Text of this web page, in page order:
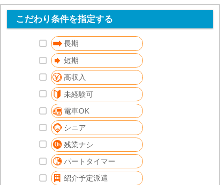
こだわり条件を指定する
長期
短期
高収入
未経験可
電車OK
シニア
残業ナシ
パートタイマー
紹介予定派遣